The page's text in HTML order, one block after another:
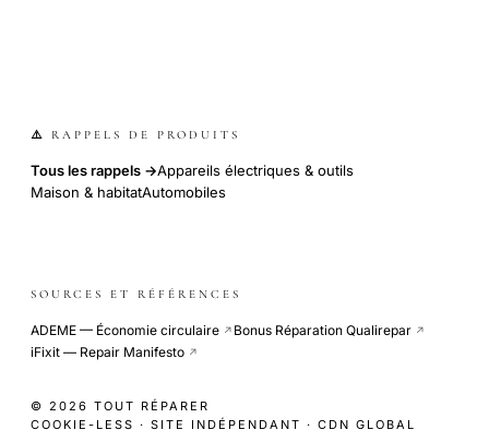
⚠️ RAPPELS DE PRODUITS
Tous les rappels →Appareils électriques & outils
Maison & habitatAutomobiles
SOURCES ET RÉFÉRENCES
ADEME — Économie circulaire ↗ Bonus Réparation Qualirepar ↗
iFixit — Repair Manifesto ↗
© 2026 TOUT RÉPARER
COOKIE-LESS · SITE INDÉPENDANT · CDN GLOBAL